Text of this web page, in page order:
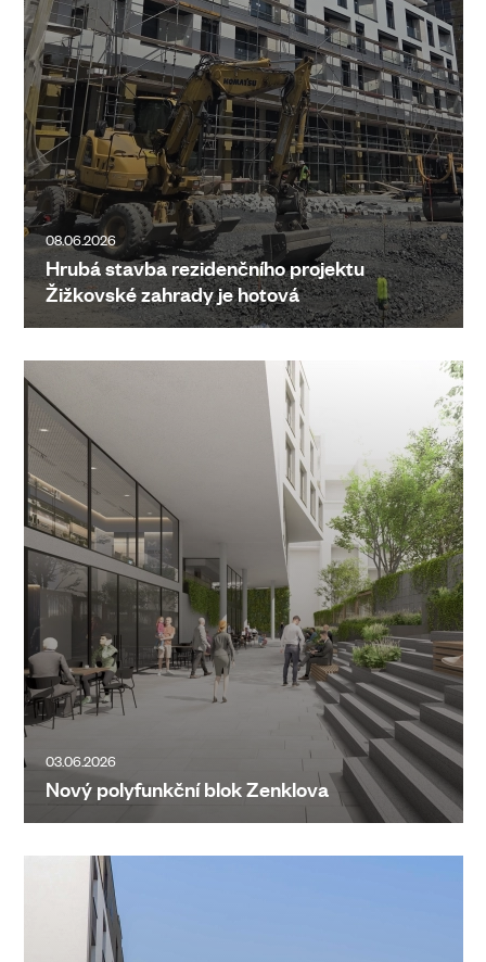
08.06.2026
Hrubá stavba rezidenčního projektu
Žižkovské zahrady je hotová
03.06.2026
Nový polyfunkční blok Zenklova